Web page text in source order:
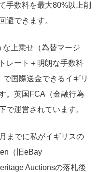
手数料を最大80%以上削
避できます。
上乗せ（為替マージ
レート＋明朗な手数料
で国際送金できるイギリ
。英国FCA（金融行為
で運営されています。
までに私がイギリスの
（旧eBay
Auctionsの落札後